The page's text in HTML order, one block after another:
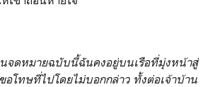
จดหมายฉบับนี้ฉันคงอยู่บนเรือที่มุ่งหน้าสู่
อโทษที่ไปโดยไม่บอกกล่าว ทั้งต่อเจ้าบ้าน